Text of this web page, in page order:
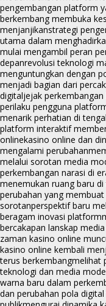
pengembangan platform
berkembang membuka
menjanjikanstrategi
utama dalam
mulai mengambil peran
depanrevolusi teknologi
menguntungkan dengan
menjadi bagian dari
digitaljejak
perilaku pengguna
menarik perhatian di
platform interaktif
onlinekasino online dan
mengalami perubahan
melalui sorotan media
perkembangan narasi di
menemukan ruang baru
perubahan yang
sorotanperspektif baru
beragam inovasi platform
bercakapan lanskap
zaman kasino online
kasino online kembali
terus berkembangmelihat
teknologi dan media
warna baru dalam
dan perubahan pola